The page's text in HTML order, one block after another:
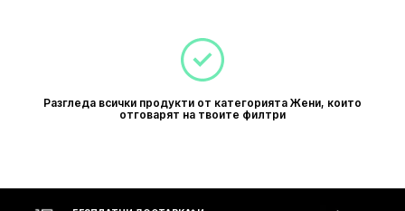
Разгледа всички продукти от категорията Жени, които
отговарят на твоите филтри